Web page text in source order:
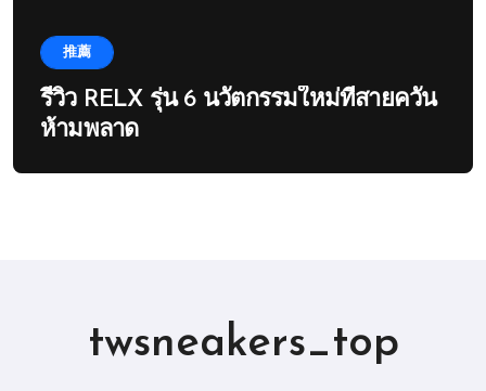
推薦
รีวิว RELX รุ่น 6 นวัตกรรมใหม่ที่สายควัน
ห้ามพลาด
twsneakers_top